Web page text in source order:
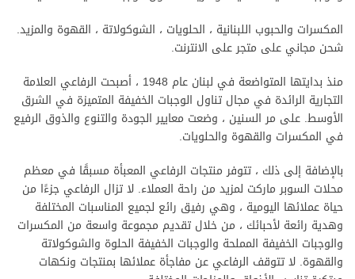
المكسرات والحبوب اللبنانية ، الحلويات ، الشوكولاتة ، القهوة والمزيد.
شحن مجاني على متجر على الانترنت.
منذ بدايتها المتواضعة في لبنان عام 1948 ، أصبحت الرفاعي العلامة
التجارية الرائدة في مجال تناول الوجبات الخفيفة المتميزة في الشرق
الأوسط. على مر السنين ، وضعت معايير الجودة والتنوع والذوق الرفيع
في المكسرات والقهوة والحلويات.
بالإضافة إلى ذلك ، تتوفر منتجات الرفاعي المعبأة مسبقًا في معظم
محلات السوبر ماركت لمزيد من راحة العملاء. لا تزال الرفاعي جزءًا من
حياة عملائها اليومية ، وهي رفيق رائع لجميع المناسبات المختلفة
وهدية رائعة لأحبائك ، من خلال تقديم مجموعة واسعة من المكسرات
والوجبات الخفيفة المملحة والوجبات الخفيفة الحلوة والشوكولاتة
والقهوة. لا تتوقف الرفاعي عن مفاجأة عملائها بمنتجات ونكهات